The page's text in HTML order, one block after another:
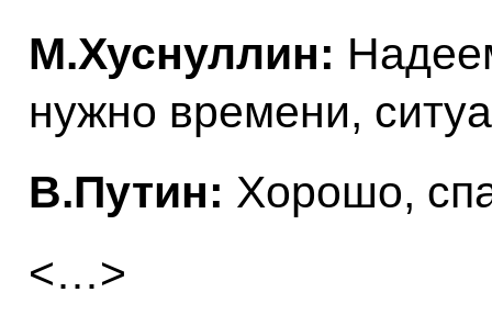
М.Хуснуллин:
нужно времени,
В.Путин: Хорошо,
<…>